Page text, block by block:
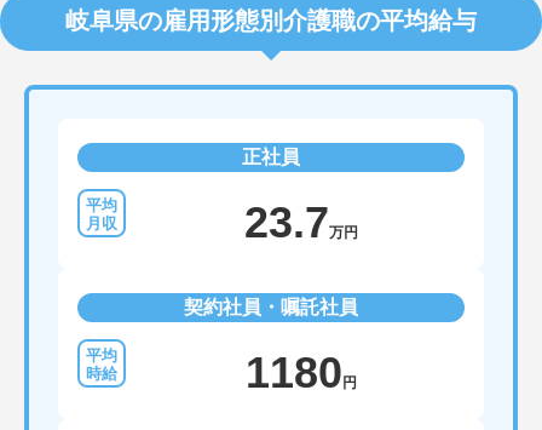
岐阜県の雇用形態別介護職の平均給与
正社員
23.7万円
契約社員・嘱託社員
1180円